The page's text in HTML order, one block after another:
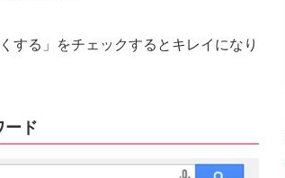
する」をチェックするとキレイになり
ード